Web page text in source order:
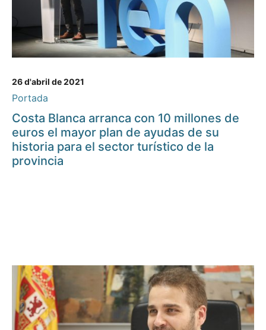
26 d'abril de 2021
Portada
Costa Blanca arranca con 10 millones de
euros el mayor plan de ayudas de su
historia para el sector turístico de la
provincia